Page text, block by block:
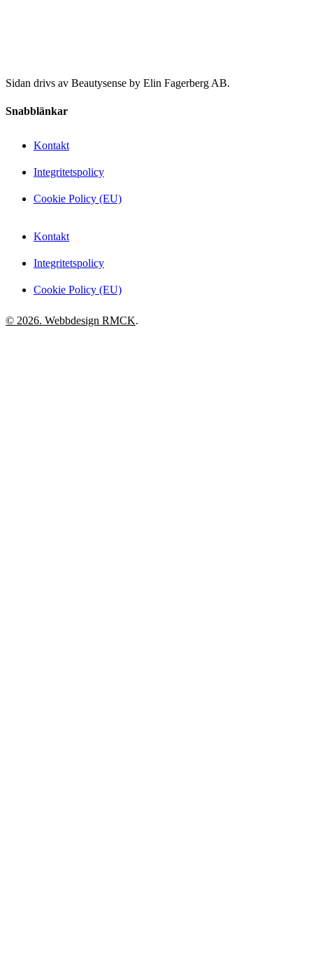
Sidan drivs av Beautysense by Elin Fagerberg AB.
Snabblänkar
Kontakt
Integritetspolicy
Cookie Policy (EU)
Kontakt
Integritetspolicy
Cookie Policy (EU)
© 2026. Webbdesign RMCK.